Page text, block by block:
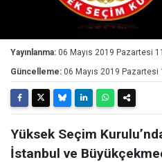
Yayınlanma: 06 Mayıs 2019 Pazartesi
Güncelleme: 06 Mayıs 2019 Pazartesi
Yüksek Seçim
İstanbul ve